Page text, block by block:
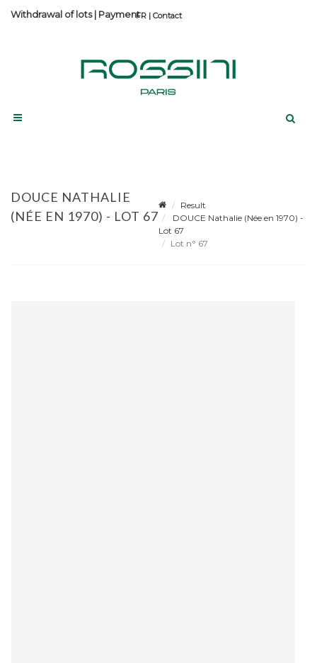
Contact
Withdrawal of lots| Payment
DOUCE NATHALIE
(NÉE EN 1970) - LOT 67
Result
DOUCE Nathalie (Née en 1970) -
Lot 67
Lot n° 67